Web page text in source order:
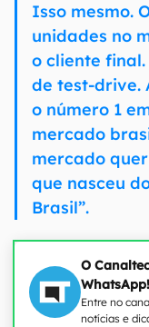
Isso mesmo.
unidades no
o cliente
de test-drive.
o número 1
mercado
mercado
que nasceu
Brasil”.
O
WhatsApp!
Entre no
notícias e